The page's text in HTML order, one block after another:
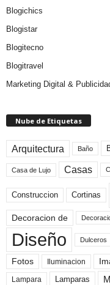
Blogichics
Blogistar
Blogitecno
Blogitravel
Marketing Digital &
Nube de Etiquetas
Arquitectura Baño
Casa de Lujo Casas
Construccion Cortinas
Decoracion de
Diseño Dulceros
Fotos Iluminacion
Lampara Lamparas